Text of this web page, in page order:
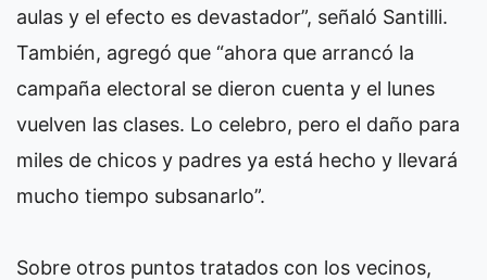
aulas y el efecto es devastador”, señaló Santilli.
También, agregó que “ahora que arrancó la
campaña electoral se dieron cuenta y el lunes
vuelven las clases. Lo celebro, pero el daño para
miles de chicos y padres ya está hecho y llevará
mucho tiempo subsanarlo”.
Sobre otros puntos tratados con los vecinos,